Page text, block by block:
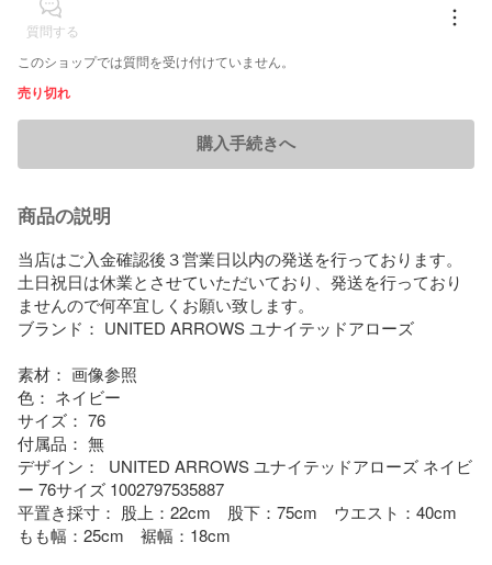
質問する
このショップでは質問を受け付けていません。
売り切れ
購入手続きへ
商品の説明
当店はご入金確認後３営業日以内の発送を行っております。
土日祝日は休業とさせていただいており、発送を行っており
ませんので何卒宜しくお願い致します。
ブランド： UNITED ARROWS ユナイテッドアローズ
素材： 画像参照
色： ネイビー
サイズ： 76
付属品： 無
デザイン：  UNITED ARROWS ユナイテッドアローズ ネイビ
ー 76サイズ 1002797535887
平置き採寸： 股上：22cm　股下：75cm　ウエスト：40cm
もも幅：25cm　裾幅：18cm